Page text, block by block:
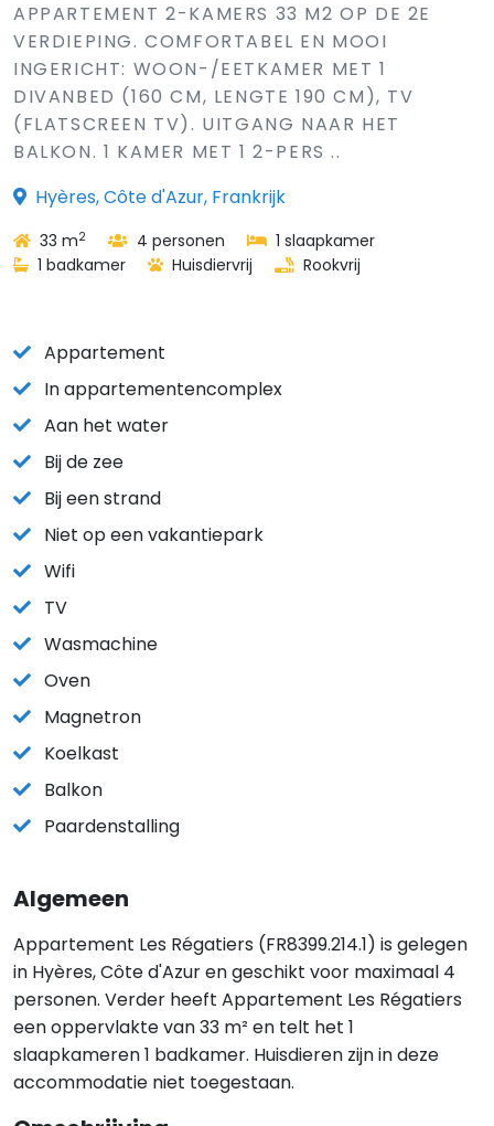
APPARTEMENT 2-KAMERS 33 M2 OP DE 2E
VERDIEPING. COMFORTABEL EN MOOI
INGERICHT: WOON-/EETKAMER MET 1
DIVANBED (160 CM, LENGTE 190 CM), TV
(FLATSCREEN TV). UITGANG NAAR HET
BALKON. 1 KAMER MET 1 2-PERS ..
Hyères, Côte d'Azur, Frankrijk
33 m2 4 personen
1 slaapkamer
1 badkamer
Huisdiervrij Rookvrij
Appartement
In appartementencomplex
Aan het water
Bij de zee
Bij een strand
Niet op een vakantiepark
Wifi
TV
Wasmachine
Oven
Magnetron
Koelkast
Balkon
Paardenstalling
Algemeen
Appartement Les Régatiers (FR8399.214.1) is gelegen
in Hyères, Côte d'Azur en geschikt voor maximaal 4
personen. Verder heeft Appartement Les Régatiers
een oppervlakte van 33 m² en telt het 1
slaapkameren 1 badkamer. Huisdieren zijn in deze
accommodatie niet toegestaan.